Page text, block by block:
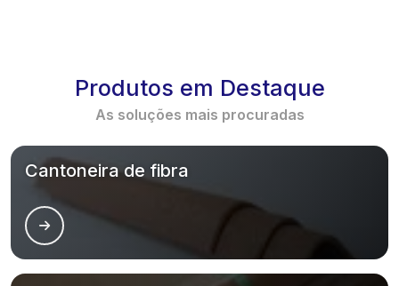
Produtos em Destaque
As soluções mais procuradas
Cantoneira de fibra